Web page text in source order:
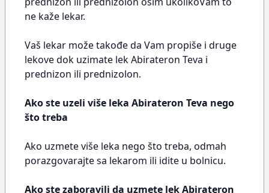
ne kaže lekar.
Vaš lekar može takođe da Vam propiše i druge
lekove dok uzimate lek Abirateron Teva i
prednizon ili prednizolon.
Ako ste uzeli više leka Abirateron Teva nego
što treba
Ako uzmete više leka nego što treba, odmah
porazgovarajte sa lekarom ili idite u bolnicu.
Ako ste zaboravili da uzmete lek Abirateron